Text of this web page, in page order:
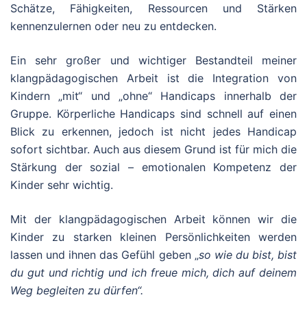
Schätze, Fähigkeiten, Ressourcen und Stärken
kennenzulernen oder neu zu entdecken.
Ein sehr großer und wichtiger Bestandteil meiner
klangpädagogischen Arbeit ist die Integration von
Kindern „mit“ und „ohne“ Handicaps innerhalb der
Gruppe. Körperliche Handicaps sind schnell auf einen
Blick zu erkennen, jedoch ist nicht jedes Handicap
sofort sichtbar. Auch aus diesem Grund ist für mich die
Stärkung der sozial – emotionalen Kompetenz der
Kinder sehr wichtig.
Mit der klangpädagogischen Arbeit können wir die
Kinder zu starken kleinen Persönlichkeiten werden
lassen und ihnen das Gefühl geben „so wie du bist, bist
du gut und richtig und ich freue mich, dich auf deinem
Weg begleiten zu dürfen“.